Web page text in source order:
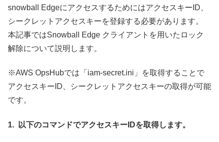
snowball EdgeにアクセスするためにはアクセスキーID、
シークレットアクセスキーを登録する必要があります。
本記事ではSnowball Edge クライアントを用いたロック
解除について説明します。
※AWS OpsHubでは「iam-secret.ini」を取得することで
アクセスキーID、シークレットアクセスキーの取得が可能
です。
1. 以下のコマンドでアクセスキーIDを取得します。